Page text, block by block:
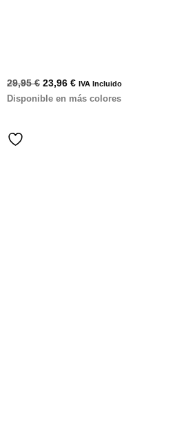
29,95€ 23,96 € IVA Incluido
Disponible en más colores